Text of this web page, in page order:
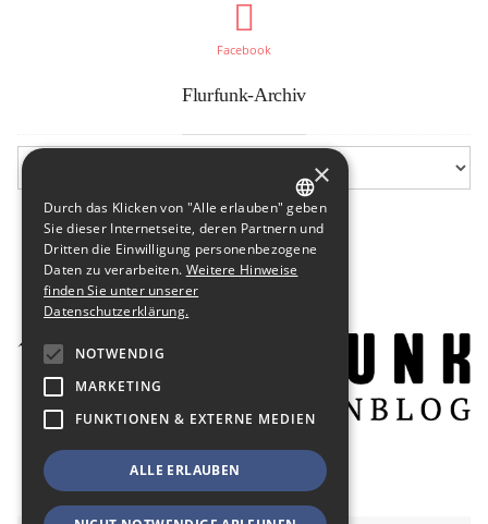
Facebook
Flurfunk-Archiv
GERMAN
ENGLISH
×
Durch das Klicken von "Alle erlauben" geben
Sie dieser Internetseite, deren Partnern und
Dritten die Einwilligung personenbezogene
Daten zu verarbeiten. Weitere Hinweise
finden Sie unter unserer
Datenschutzerklärung.
NOTWENDIG
MARKETING
FUNKTIONEN & EXTERNE MEDIEN
ALLE ERLAUBEN